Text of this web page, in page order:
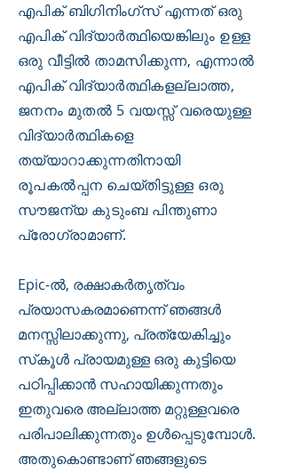
എപിക് ബിഗിനിംഗ്സ് എന്നത് ഒരു
എപിക് വിദ്യാർത്ഥിയെങ്കിലും ഉള്ള
ഒരു വീട്ടിൽ താമസിക്കുന്ന, എന്നാൽ
എപിക് വിദ്യാർത്ഥികളല്ലാത്ത,
ജനനം മുതൽ 5 വയസ്സ് വരെയുള്ള
വിദ്യാർത്ഥികളെ
തയ്യാറാക്കുന്നതിനായി
രൂപകൽപ്പന ചെയ്തിട്ടുള്ള ഒരു
സൗജന്യ കുടുംബ പിന്തുണാ
പ്രോഗ്രാമാണ്.
Epic-ൽ, രക്ഷാകർതൃത്വം
പ്രയാസകരമാണെന്ന് ഞങ്ങൾ
മനസ്സിലാക്കുന്നു, പ്രത്യേകിച്ചും
സ്‌കൂൾ പ്രായമുള്ള ഒരു കുട്ടിയെ
പഠിപ്പിക്കാൻ സഹായിക്കുന്നതും
ഇതുവരെ അല്ലാത്ത മറ്റുള്ളവരെ
പരിപാലിക്കുന്നതും ഉൾപ്പെടുമ്പോൾ.
അതുകൊണ്ടാണ് ഞങ്ങളുടെ